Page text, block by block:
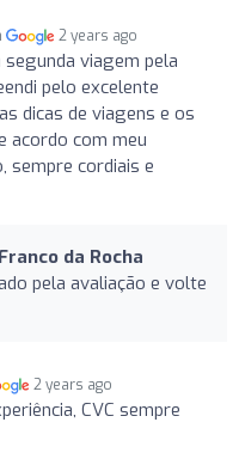
2 years ago
segunda viagem pela
pelo excelente
dicas de viagens e os
acordo com meu
sempre cordiais e
da Rocha
pela avaliação e volte
2 years ago
CVC sempre